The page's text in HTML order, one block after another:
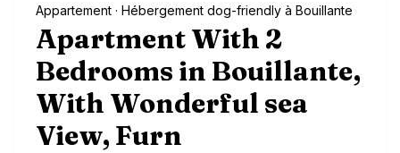
Appartement · Hébergement dog-friendly à Bouillante
Apartment With 2
Bedrooms in Bouillante,
With Wonderful sea
View, Furn